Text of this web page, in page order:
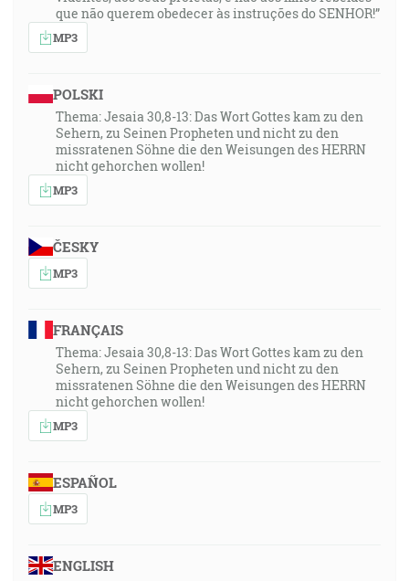
que não querem obedecer às instruções do SENHOR!”
MP3
POLSKI
Thema: Jesaia 30,8-13: Das Wort Gottes kam zu den
Sehern, zu Seinen Propheten und nicht zu den
missratenen Söhne die den Weisungen des HERRN
nicht gehorchen wollen!
MP3
ČESKY
MP3
FRANÇAIS
Thema: Jesaia 30,8-13: Das Wort Gottes kam zu den
Sehern, zu Seinen Propheten und nicht zu den
missratenen Söhne die den Weisungen des HERRN
nicht gehorchen wollen!
MP3
ESPAÑOL
MP3
ENGLISH